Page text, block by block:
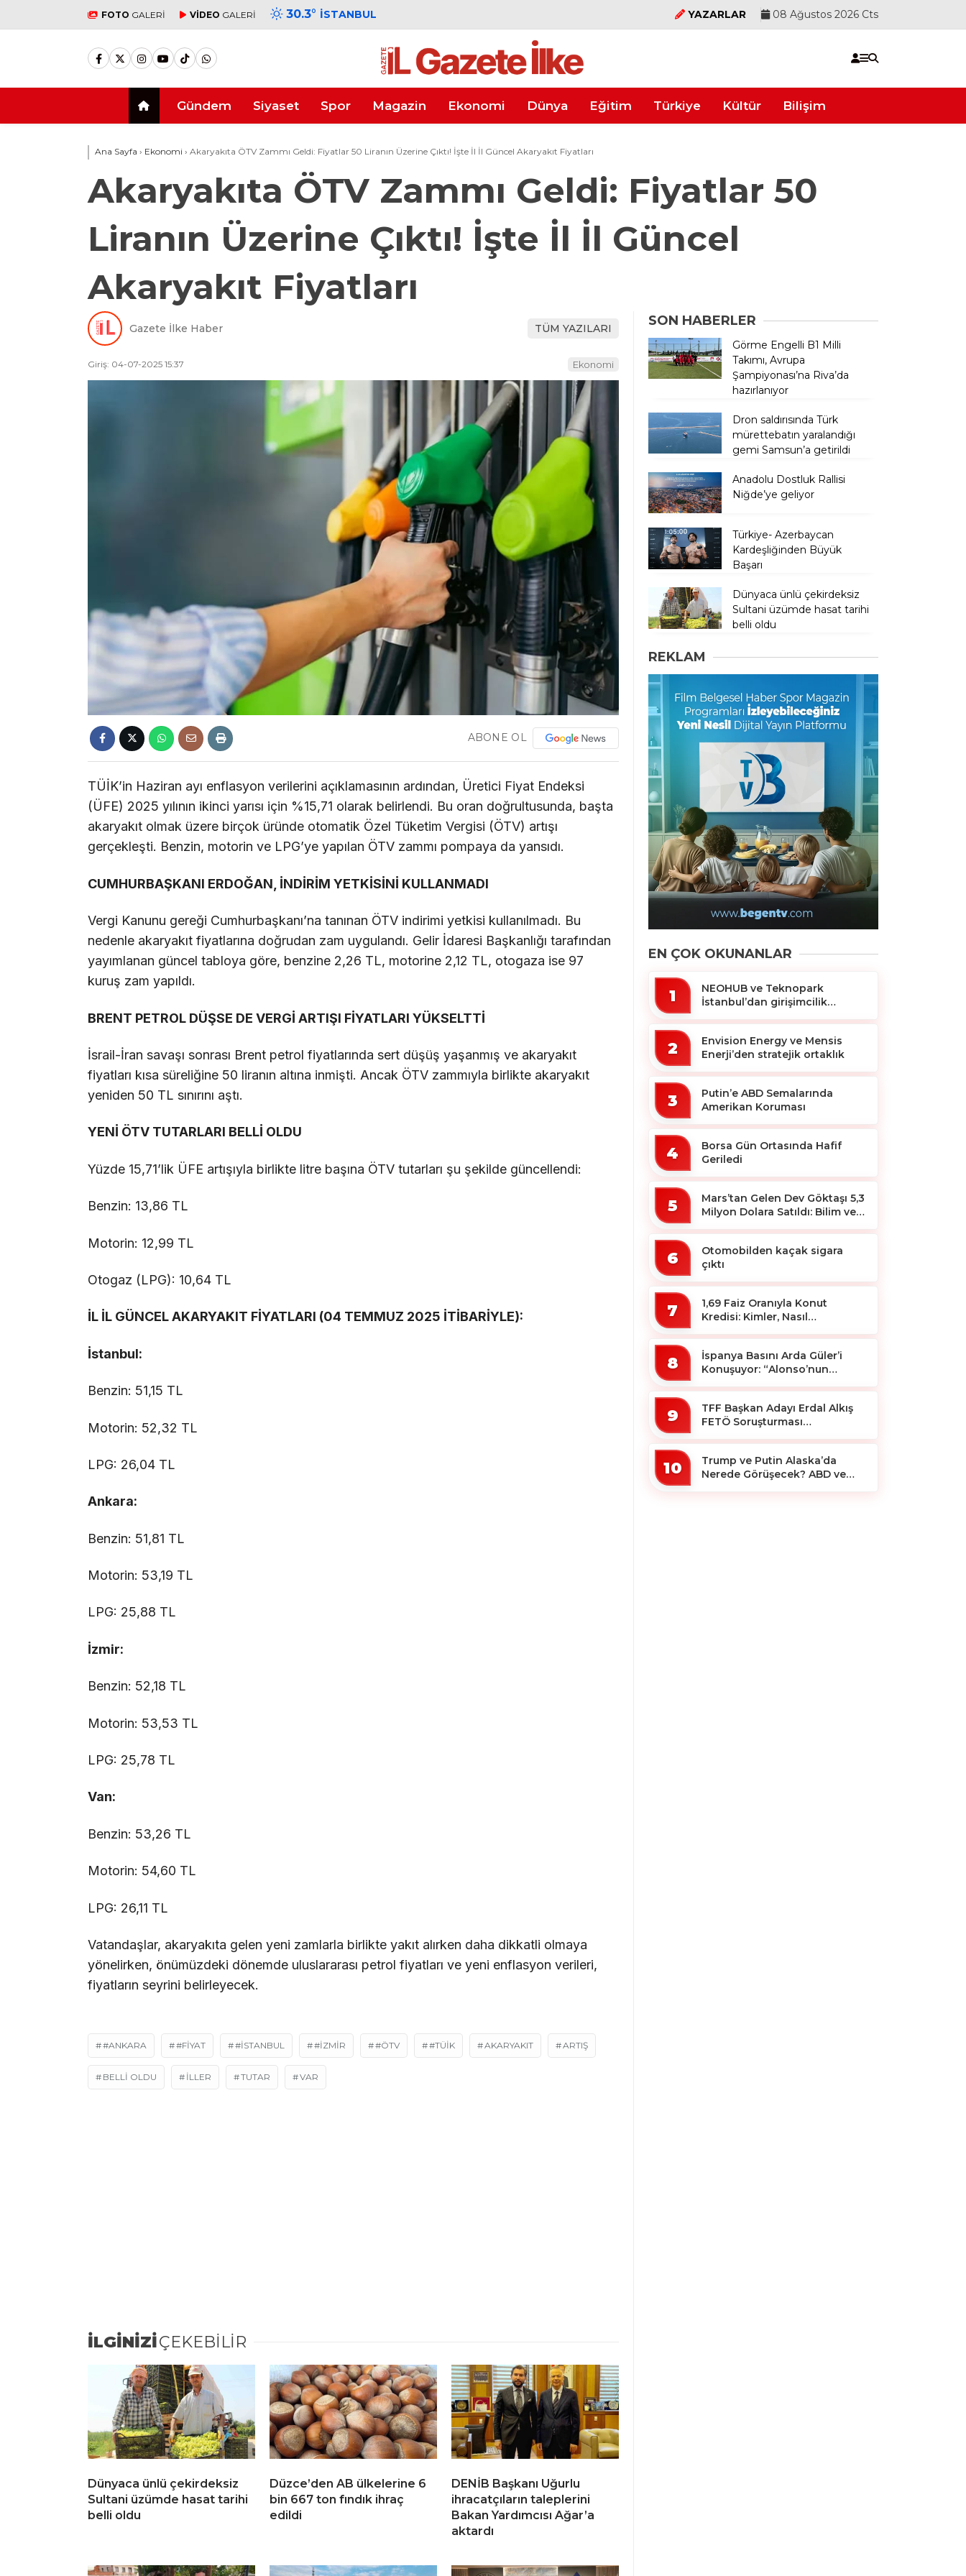
FOTO GALERİ VİDEO GALERİ 30.3° İSTANBUL YAZARLAR 08 Ağustos 2026 Cts
Gündem Siyaset Spor Magazin Ekonomi Dünya Eğitim Türkiye Kültür Bilişim
Ana Sayfa › Ekonomi › Akaryakıta ÖTV Zammı Geldi: Fiyatlar 50 Liranın Üzerine Çıktı! İşte İl İl Güncel Akaryakıt Fiyatları
Akaryakıta ÖTV Zammı Geldi: Fiyatlar 50
Liranın Üzerine Çıktı! İşte İl İl Güncel
Akaryakıt Fiyatları
Gazete İlke Haber TÜM YAZILARI
Giriş: 04-07-2025 15:37 Ekonomi
ABONE OL
TÜİK’in Haziran ayı enflasyon verilerini açıklamasının ardından, Üretici Fiyat Endeksi
(ÜFE) 2025 yılının ikinci yarısı için %15,71 olarak belirlendi. Bu oran doğrultusunda, başta
akaryakıt olmak üzere birçok üründe otomatik Özel Tüketim Vergisi (ÖTV) artışı
gerçekleşti. Benzin, motorin ve LPG’ye yapılan ÖTV zammı pompaya da yansıdı.
CUMHURBAŞKANI ERDOĞAN, İNDİRİM YETKİSİNİ KULLANMADI
Vergi Kanunu gereği Cumhurbaşkanı’na tanınan ÖTV indirimi yetkisi kullanılmadı. Bu
nedenle akaryakıt fiyatlarına doğrudan zam uygulandı. Gelir İdaresi Başkanlığı tarafından
yayımlanan güncel tabloya göre, benzine 2,26 TL, motorine 2,12 TL, otogaza ise 97
kuruş zam yapıldı.
BRENT PETROL DÜŞSE DE VERGİ ARTIŞI FİYATLARI YÜKSELTTİ
İsrail-İran savaşı sonrası Brent petrol fiyatlarında sert düşüş yaşanmış ve akaryakıt
fiyatları kısa süreliğine 50 liranın altına inmişti. Ancak ÖTV zammıyla birlikte akaryakıt
yeniden 50 TL sınırını aştı.
YENİ ÖTV TUTARLARI BELLİ OLDU
Yüzde 15,71’lik ÜFE artışıyla birlikte litre başına ÖTV tutarları şu şekilde güncellendi:
Benzin: 13,86 TL
Motorin: 12,99 TL
Otogaz (LPG): 10,64 TL
İL İL GÜNCEL AKARYAKIT FİYATLARI (04 TEMMUZ 2025 İTİBARİYLE):
İstanbul:
Benzin: 51,15 TL
Motorin: 52,32 TL
LPG: 26,04 TL
Ankara:
Benzin: 51,81 TL
Motorin: 53,19 TL
LPG: 25,88 TL
İzmir:
Benzin: 52,18 TL
Motorin: 53,53 TL
LPG: 25,78 TL
Van:
Benzin: 53,26 TL
Motorin: 54,60 TL
LPG: 26,11 TL
Vatandaşlar, akaryakıta gelen yeni zamlarla birlikte yakıt alırken daha dikkatli olmaya
yönelirken, önümüzdeki dönemde uluslararası petrol fiyatları ve yeni enflasyon verileri,
fiyatların seyrini belirleyecek.
#ANKARA #FIYAT #İSTANBUL #İZMIR #ÖTV #TÜIK AKARYAKIT ARTIŞ
BELLİ OLDU ILLER TUTAR VAR
İLGİNİZİÇEKEBİLİR
Dünyaca ünlü çekirdeksiz
Sultani üzümde hasat tarihi
belli oldu
Düzce’den AB ülkelerine 6
bin 667 ton fındık ihraç
edildi
DENİB Başkanı Uğurlu
ihracatçıların taleplerini
Bakan Yardımcısı Ağar’a
aktardı
SON HABERLER
Görme Engelli B1 Milli
Takımı, Avrupa
Şampiyonası’na Riva’da
hazırlanıyor
Dron saldırısında Türk
mürettebatın yaralandığı
gemi Samsun’a getirildi
Anadolu Dostluk Rallisi
Niğde’ye geliyor
Türkiye- Azerbaycan
Kardeşliğinden Büyük
Başarı
Dünyaca ünlü çekirdeksiz
Sultani üzümde hasat tarihi
belli oldu
REKLAM
EN ÇOK OKUNANLAR
1
NEOHUB ve Teknopark
İstanbul’dan girişimcilik
2
Envision Energy ve Mensis
Enerji’den stratejik ortaklık
3
Putin’e ABD Semalarında
Amerikan Koruması
4
Borsa Gün Ortasında Hafif
Geriledi
5
Mars’tan Gelen Dev Göktaşı 5,3
Milyon Dolara Satıldı: Bilim ve
6
Otomobilden kaçak sigara
çıktı
7
1,69 Faiz Oranıyla Konut
Kredisi: Kimler, Nasıl
8
İspanya Basını Arda Güler’i
Konuşuyor: “Alonso’nun
9
TFF Başkan Adayı Erdal Alkış
FETÖ Soruşturması
10
Trump ve Putin Alaska’da
Nerede Görüşecek? ABD ve